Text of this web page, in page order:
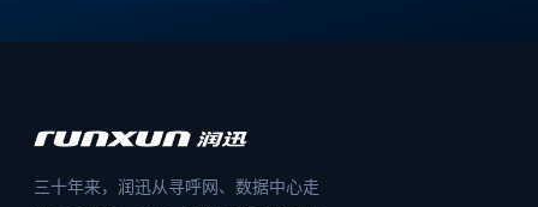
三十年来，润迅从寻呼网、数据中心走